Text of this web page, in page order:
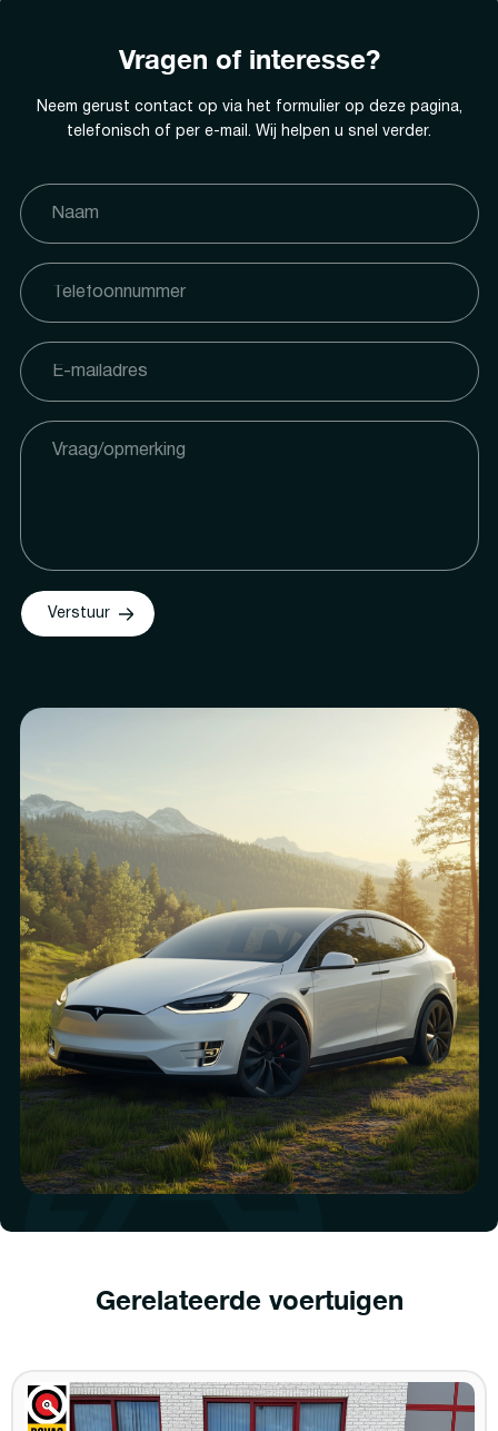
Vragen of interesse?
Neem gerust contact op via het formulier op deze pagina,
telefonisch of per e-mail. Wij helpen u snel verder.
Verstuur
Gerelateerde voertuigen